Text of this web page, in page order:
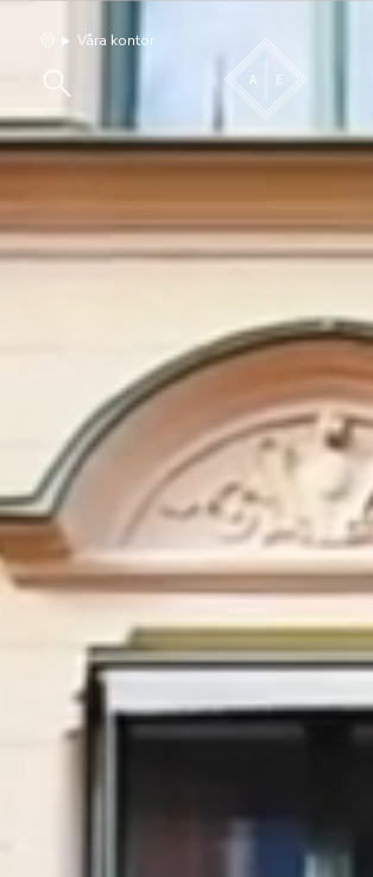
Våra hem
Sälj med oss
Franchise
Om oss
Vårt team
Jobba med oss
Våra kontor